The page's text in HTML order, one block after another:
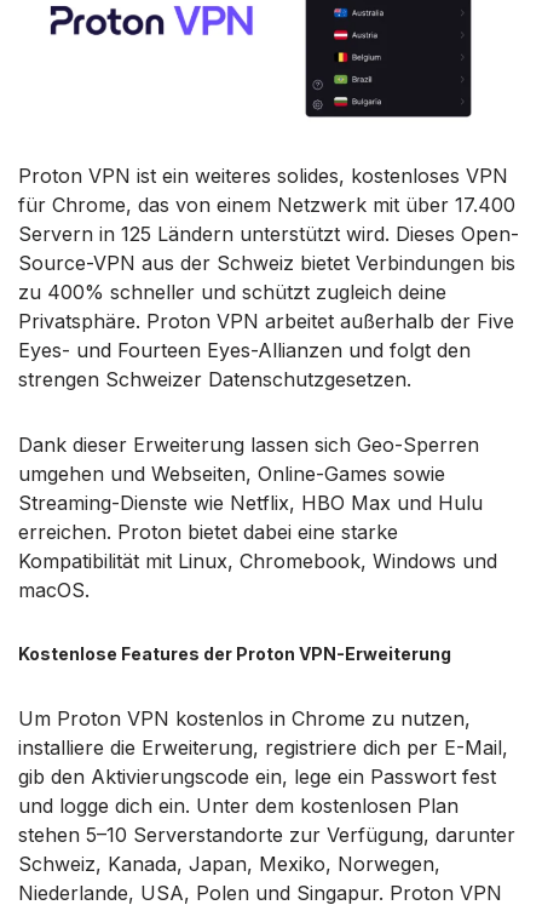
Proton VPN ist ein weiteres solides, kostenloses VPN
für Chrome, das von einem Netzwerk mit über 17.400
Servern in 125 Ländern unterstützt wird. Dieses Open-
Source-VPN aus der Schweiz bietet Verbindungen bis
zu 400% schneller und schützt zugleich deine
Privatsphäre. Proton VPN arbeitet außerhalb der Five
Eyes- und Fourteen Eyes-Allianzen und folgt den
strengen Schweizer Datenschutzgesetzen.
Dank dieser Erweiterung lassen sich Geo-Sperren
umgehen und Webseiten, Online-Games sowie
Streaming-Dienste wie Netflix, HBO Max und Hulu
erreichen. Proton bietet dabei eine starke
Kompatibilität mit Linux, Chromebook, Windows und
macOS.
Kostenlose Features der Proton VPN-Erweiterung
Um Proton VPN kostenlos in Chrome zu nutzen,
installiere die Erweiterung, registriere dich per E-Mail,
gib den Aktivierungscode ein, lege ein Passwort fest
und logge dich ein. Unter dem kostenlosen Plan
stehen 5–10 Serverstandorte zur Verfügung, darunter
Schweiz, Kanada, Japan, Mexiko, Norwegen,
Niederlande, USA, Polen und Singapur. Proton VPN